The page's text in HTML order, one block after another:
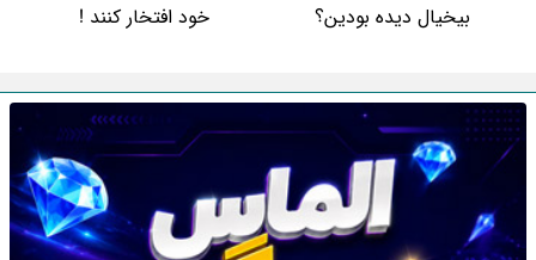
بیخیال دیده بودین؟
خود افتخار کنند !